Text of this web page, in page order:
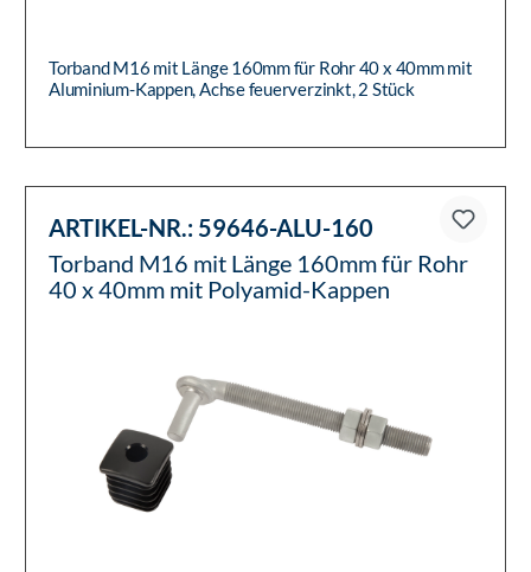
Torband M16 mit Länge 160mm für Rohr 40 x 40mm mit
Aluminium-Kappen, Achse feuerverzinkt, 2 Stück
ARTIKEL-NR.: 59646-ALU-160
Torband M16 mit Länge 160mm für Rohr
40 x 40mm mit Polyamid-Kappen